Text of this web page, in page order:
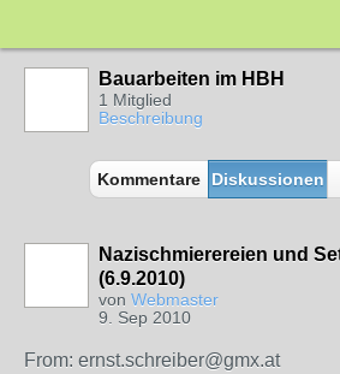
Bauarbeiten im HBH
1 Mitglied
Beschreibung
Kommentare Diskussionen
Nazischmierereien und
(6.9.2010)
von Webmaster
9. Sep 2010
From: ernst.schreiber@gmx.at